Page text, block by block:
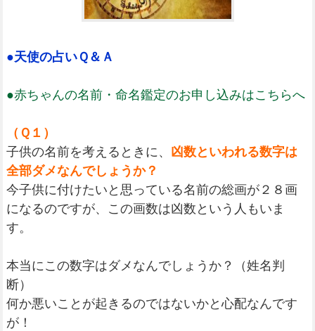
●天使の占いＱ＆Ａ
●赤ちゃんの名前・命名鑑定のお申し込みはこちらへ
（Ｑ１）
子供の名前を考えるときに、
凶数といわれる数字は
全部ダメなんでしょうか？
今子供に付けたいと思っている名前の総画が２８画
になるのですが、この画数は凶数という人もいま
す。
本当にこの数字はダメなんでしょうか？（姓名判
断）
何か悪いことが起きるのではないかと心配なんです
が！